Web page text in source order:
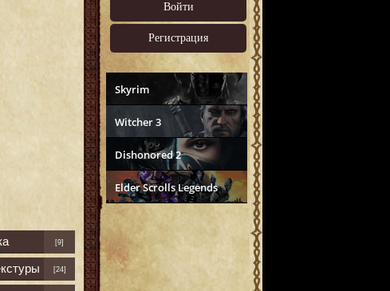
Войти
Регистрация
Skyrim
Witcher 3
Dishonored 2
Elder Scrolls Legends
[9]
[24]